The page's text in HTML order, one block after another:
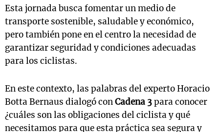
Esta jornada busca fomentar un medio de
transporte sostenible, saludable y económico,
pero también pone en el centro la necesidad de
garantizar seguridad y condiciones adecuadas
para los ciclistas.
En este contexto, las palabras del experto Horacio
Botta Bernaus dialogó conCadena 3para conocer
¿cuáles son las obligaciones del ciclista y qué
necesitamos para que esta práctica sea segura y